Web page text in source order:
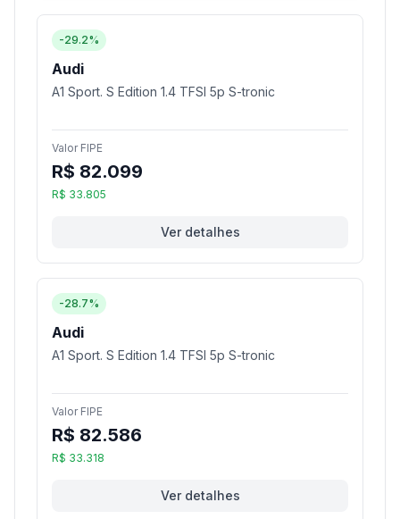
-29.2%
Audi
A1 Sport. S Edition 1.4 TFSI 5p S-tronic
Valor FIPE
R$ 82.099
R$ 33.805
Ver detalhes
-28.7%
Audi
A1 Sport. S Edition 1.4 TFSI 5p S-tronic
Valor FIPE
R$ 82.586
R$ 33.318
Ver detalhes